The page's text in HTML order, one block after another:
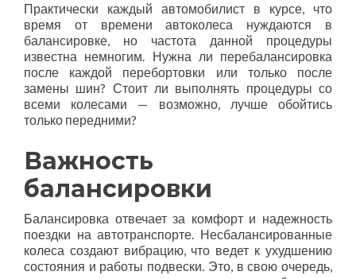
Практически каждый автомобилист в курсе, что
время от времени автоколеса нуждаются в
балансировке, но частота данной процедуры
известна немногим. Нужна ли перебалансировка
после каждой перебортовки или только после
замены шин? Стоит ли выполнять процедуры со
всеми колесами — возможно, лучше обойтись
только передними?
Важность
балансировки
Балансировка отвечает за комфорт и надежность
поездки на автотранспорте. Несбалансированные
колеса создают вибрацию, что ведет к ухудшению
состояния и работы подвески. Это, в свою очередь,